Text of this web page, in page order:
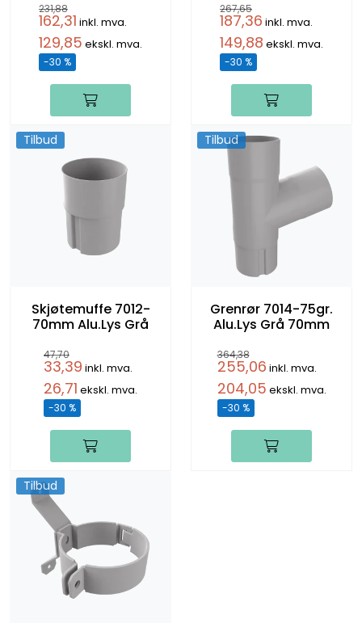
231,88
162,31 inkl. mva.
129,85 ekskl. mva.
-30 %
267,65
187,36 inkl. mva.
149,88 ekskl. mva.
-30 %
Tilbud
Skjøtemuffe 7012-
70mm Alu.Lys Grå
47,70
33,39 inkl. mva.
26,71 ekskl. mva.
-30 %
Tilbud
Grenrør 7014-75gr.
Alu.Lys Grå 70mm
364,38
255,06 inkl. mva.
204,05 ekskl. mva.
-30 %
Tilbud